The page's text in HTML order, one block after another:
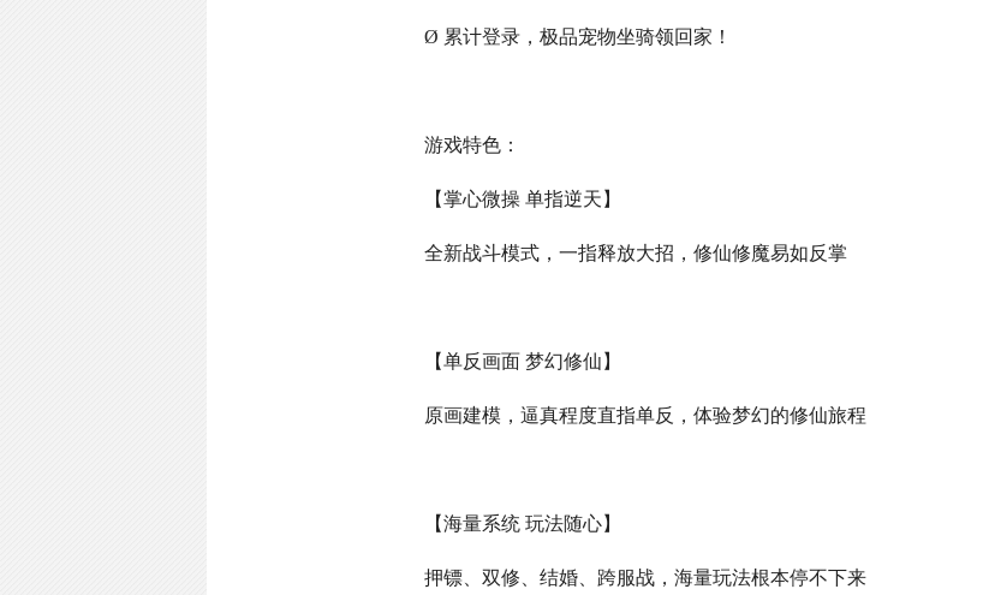
Ø 累计登录，极品宠物坐骑领回家！
游戏特色：
【掌心微操 单指逆天】
全新战斗模式，一指释放大招，修仙修魔易如反掌
【单反画面 梦幻修仙】
原画建模，逼真程度直指单反，体验梦幻的修仙旅程
【海量系统 玩法随心】
押镖、双修、结婚、跨服战，海量玩法根本停不下来